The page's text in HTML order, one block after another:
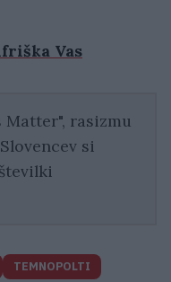
Vas
Matter", rasizmu
si
TEMNOPOLTI